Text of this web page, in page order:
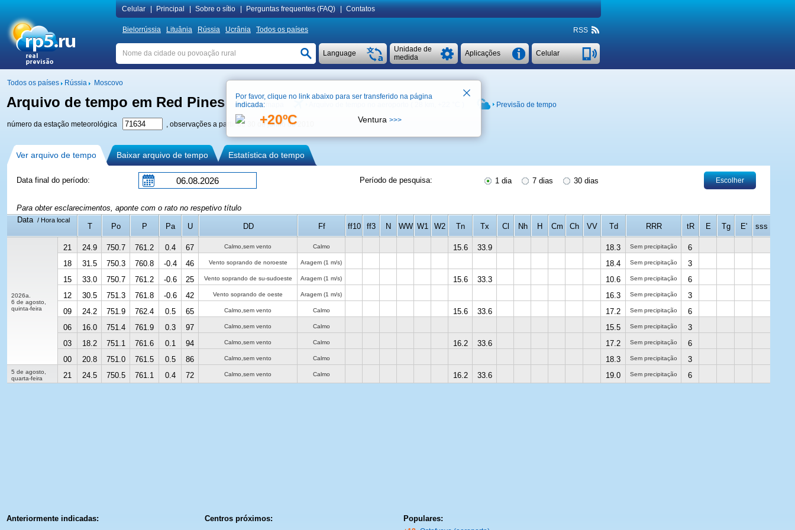
Сelular Principal Sobre o sítio Perguntas frequentes (FAQ) Contatos
Bielorrússia Lituânia Rússia Ucrânia Todos os países RSS
Сelular
Aplicações
Unidade de
medida
Language
Todos os países Rússia Moscovo
Arquivo de tempo em Red Pines V. no mapa Previsão de tempo
número da estação meteorológica , observações a partir de 30 de junho de 2010
Ver arquivo de tempo Baixar arquivo de tempo Estatística do tempo
Data final do período: Período de pesquisa: 1 dia 7 dias 30 dias Escolher
Para obter esclarecimentos, aponte com o rato no respetivo título
Data
/ Hora local
T Po P Pa U DD Ff ff10 ff3 N WW W1 W2 Tn Tx Cl Nh H Cm Ch VV Td RRR tR E Tg E' sss
2026a.
6 de agosto,
quinta-feira
21 24.9 750.7 761.2 0.4 67 Calmo,sem vento Calmo 15.6 33.9 18.3 Sem precipitação
6
18
31.5 750.3 760.8 -0.4 46 Vento soprando de noroeste Aragem (1 m/s) 18.4 Sem precipitação
3
15
33.0 750.7 761.2 -0.6 25 Vento soprando de su-sudoeste Aragem (1 m/s) 15.6 33.3 10.6 Sem precipitação
6
12
30.5 751.3 761.8 -0.6 42 Vento soprando de oeste Aragem (1 m/s) 16.3 Sem precipitação
3
09
24.2 751.9 762.4 0.5 65 Calmo,sem vento Calmo 15.6 33.6 17.2 Sem precipitação
6
06
16.0 751.4 761.9 0.3 97 Calmo,sem vento Calmo 15.5 Sem precipitação
3
03
18.2 751.1 761.6 0.1 94 Calmo,sem vento Calmo 16.2 33.6 17.2 Sem precipitação
6
00
20.8 751.0 761.5 0.5 86 Calmo,sem vento Calmo 18.3 Sem precipitação 3
5 de agosto,
quarta-feira
21 24.5 750.5 761.1 0.4 72 Calmo,sem vento Calmo 16.2 33.6 19.0 Sem precipitação 6
Anteriormente indicadas: Сentros próximos: Populares:
Por favor, clique no link abaixo para ser transferido na página
indicada:
+20ºC Ventura >>>